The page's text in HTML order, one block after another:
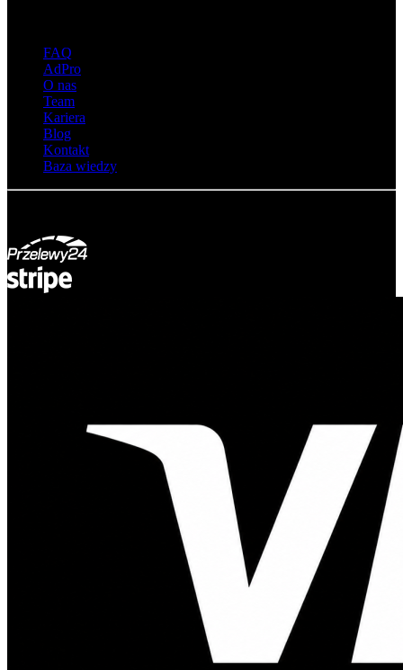
FAQ
AdPro
O nas
Team
Kariera
Blog
Kontakt
Baza wiedzy